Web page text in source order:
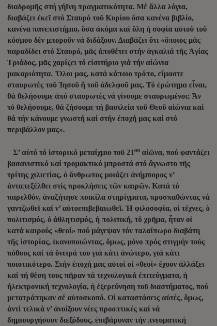
διαδρομῆς στή γήϊνη πραγματικότητα. Μέ ἄλλα λόγια,
διαβάζει ἐκεῖ στό Σταυρό τοῦ Κυρίου ὅσα κανένα βιβλίο,
κανένα πανεπιστήμιο, ὅσα ἀκόμα καί ὅλη ἡ σοφία αὐτοῦ τοῦ
κόσμου δέν μποροῦν νά διδάξουν. Διαβάζει ὅτι «ὅποιος μᾶς
παραδίδει στό Σταυρό, μᾶς ἀποθέτει στήν ἀγκαλιά τῆς Ἁγίας
Τριάδος, μᾶς χαρίζει τό εἰσιτήριο γιά τήν αἰώνια
μακαριότητα. Ὅλοι μας, κατά κάποιο τρόπο, εἴμαστε
σταυρωτές τοῦ Ἰησοῦ ἤ τοῦ ἀδελφοῦ μας. Τό ἐρώτημα εἶναι,
θά θελήσουμε ἀπό σταυρωτές νά γίνουμε σταυρωμένοι; Ἄν
τό θελήσουμε, θά ζήσουμε τή βασιλεία τοῦ Θεοῦ αἰώνια καί
θά τήν κάνουμε γνωστή καί στήν ἐποχή μας καί στό
περιβάλλον μας».
Σ’ αὐτό τό ἱστορικό μεταίχμιο τοῦ 21ου αἰῶνα, πού φαντάζει
βασανιστικό καί τρομακτικό μπροστά στό ἄγνωστο τῆς
τρίτης χιλιετίας, ὁ ἄνθρωπος μοιάζει ἀνήμπορος ν’
ἀνταπεξέλθει στίς προκλήσεις τῶν καιρῶν. Κατά τό
παρελθόν, ἀναζήτησε ποικίλα στηρίγματα, προσπαθώντας νά
γαντζωθεῖ καί ν’ αὐτοεπιβεβαιωθεῖ. Ἡ φιλοσοφία, οἱ τέχνες, ὁ
πολιτισμός, ὁ ἀθλητισμός, ἡ πολιτική, τό χρῆμα, ἦταν οἱ
κατά καιρούς «θεοί» πού μάγεψαν τόν ταλαίπωρο διαβάτη
τῆς ἱστορίας, ἰκανοποιώντας, ὅμως, μόνο πρός στιγμήν τούς
πόθους καί τά ὄνειρά του γιά κάτι ἀνώτερο, γιά κάτι
ποιοτικότερο. Στήν ἐποχή μας αὐτοί οἱ «θεοί» ἔχουν ἀλλάξει
καί τή θέση τους πῆραν τά τεχνολογικά ἐπιτεύγματα, ἡ
ἠλεκτρονική τεχνολογία, ἡ ἐξερεύνηση τοῦ διαστήματος, πού
μετατράπηκαν σέ αὐτοσκοπό. Οἱ καταστάσεις αὐτές, ὅμως,
ἀντί τελικά ν’ ἀνοίξουν νέες προοπτικές καί νά
δημιουργήσουν διεξόδους, ἐπιβάρυναν τήν πνευματική